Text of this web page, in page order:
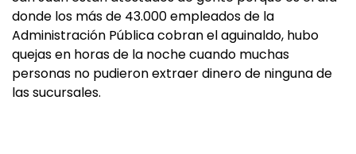
donde los más de 43.000 empleados de la
Administración Pública cobran el aguinaldo, hubo
quejas en horas de la noche cuando muchas
personas no pudieron extraer dinero de ninguna de
las sucursales.